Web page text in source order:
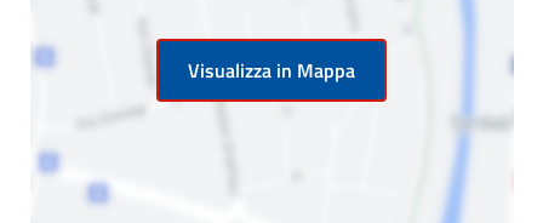
Visualizza in Mappa